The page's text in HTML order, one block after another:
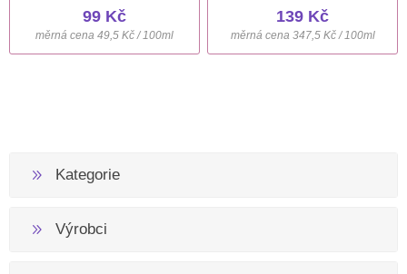
99 Kč
měrná cena 49,5 Kč / 100ml
139 Kč
měrná cena 347,5 Kč / 100ml
Kategorie
Výrobci